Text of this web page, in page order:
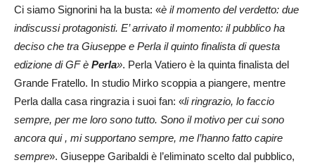
Ci siamo Signorini ha la busta: «è il momento del verdetto: due
indiscussi protagonisti. E’ arrivato il momento: il pubblico ha
deciso che tra Giuseppe e Perla il quinto finalista di questa
edizione di GF è Perla». Perla Vatiero è la quinta finalista del
Grande Fratello. In studio Mirko scoppia a piangere, mentre
Perla dalla casa ringrazia i suoi fan: «li ringrazio, lo faccio
sempre, per me loro sono tutto. Sono il motivo per cui sono
ancora qui , mi supportano sempre, me l’hanno fatto capire
sempre». Giuseppe Garibaldi è l’eliminato scelto dal pubblico,